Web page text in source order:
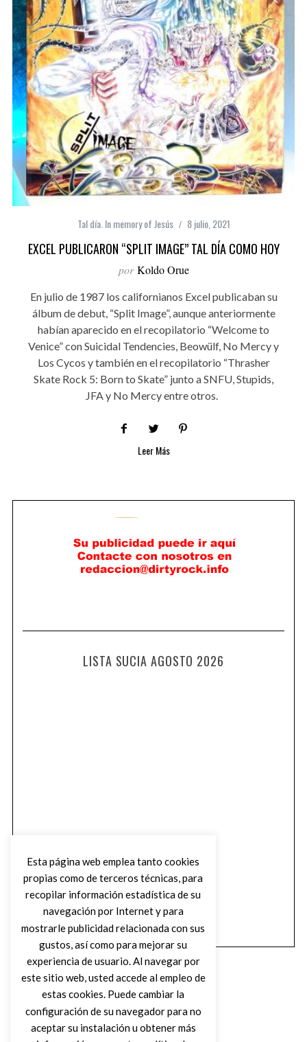
Tal día. In memory of Jesús 8 julio, 2021
EXCEL PUBLICARON “SPLIT IMAGE” TAL DÍA COMO HOY
por Koldo Orue
En julio de 1987 los californianos Excel publicaban su
álbum de debut, “Split Image”, aunque anteriormente
habían aparecido en el recopilatorio “Welcome to
Venice” con Suicidal Tendencies, Beowülf, No Mercy y
Los Cycos y también en el recopilatorio “Thrasher
Skate Rock 5: Born to Skate” junto a SNFU, Stupids,
JFA y No Mercy entre otros.
Leer Más
LISTA SUCIA AGOSTO 2026
Esta página web emplea tanto cookies
propias como de terceros técnicas, para
recopilar información estadística de su
navegación por Internet y para
mostrarle publicidad relacionada con sus
gustos, así como para mejorar su
experiencia de usuario. Al navegar por
este sitio web, usted accede al empleo de
estas cookies. Puede cambiar la
configuración de su navegador para no
aceptar su instalación u obtener más